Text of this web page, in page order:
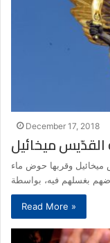
December 17, 2018
القدّيس ميخائيل
وقربها حوض ماء
Read More »